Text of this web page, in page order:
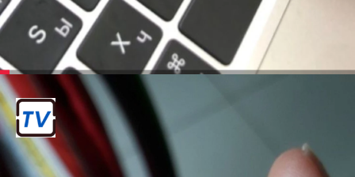
टाइपिंग में परेशानी
लंबे नेल एक्सटेंशन टाइपिंग या अन्य दैनिक
गतिविधियों में परेशानी पैदा कर सकते हैं।